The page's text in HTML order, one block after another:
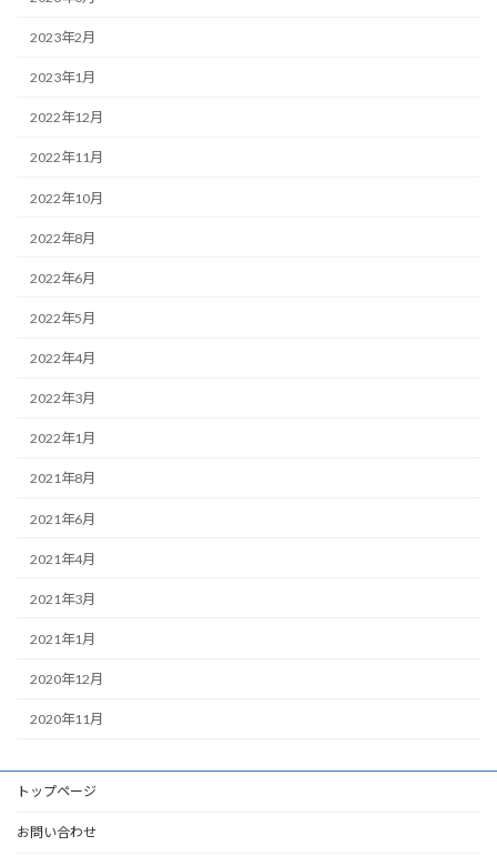
2023年2月
2023年1月
2022年12月
2022年11月
2022年10月
2022年8月
2022年6月
2022年5月
2022年4月
2022年3月
2022年1月
2021年8月
2021年6月
2021年4月
2021年3月
2021年1月
2020年12月
2020年11月
トップページ
お問い合わせ